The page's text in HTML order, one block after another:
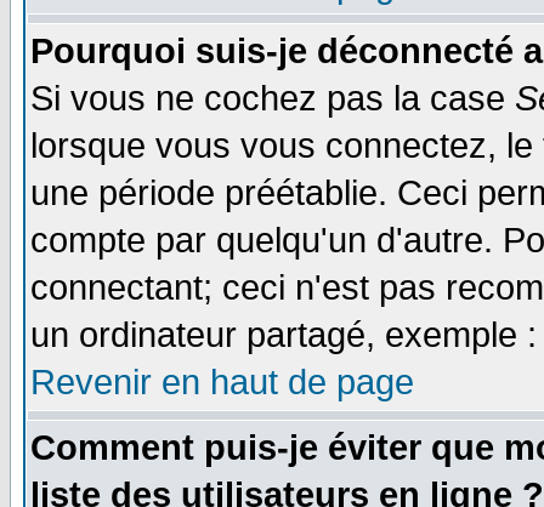
Pourquoi suis-je déconnecté
Si vous ne cochez pas la case
lorsque vous vous connectez,
une période préétablie. Ceci
compte par quelqu'un d'autre.
connectant; ceci n'est pas
un ordinateur partagé, exemple
Revenir en haut de page
Comment puis-je éviter que
liste des utilisateurs en ligne ?